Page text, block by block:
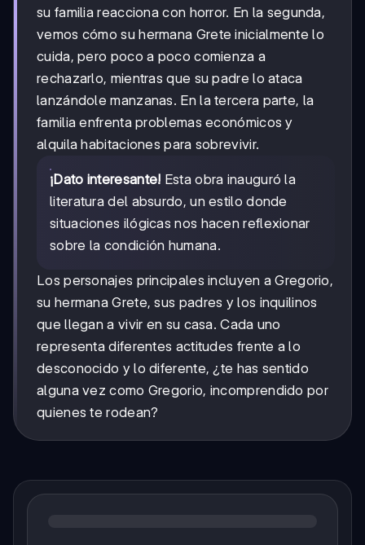
su familia reacciona con horror. En la segunda,
vemos cómo su hermana Grete inicialmente lo
cuida, pero poco a poco comienza a
rechazarlo, mientras que su padre lo ataca
lanzándole manzanas. En la tercera parte, la
familia enfrenta problemas económicos y
alquila habitaciones para sobrevivir.
¡Dato interesante! Esta obra inauguró la
literatura del absurdo, un estilo donde
situaciones ilógicas nos hacen reflexionar
sobre la condición humana.
Los personajes principales incluyen a Gregorio,
su hermana Grete, sus padres y los inquilinos
que llegan a vivir en su casa. Cada uno
representa diferentes actitudes frente a lo
desconocido y lo diferente, ¿te has sentido
alguna vez como Gregorio, incomprendido por
quienes te rodean?